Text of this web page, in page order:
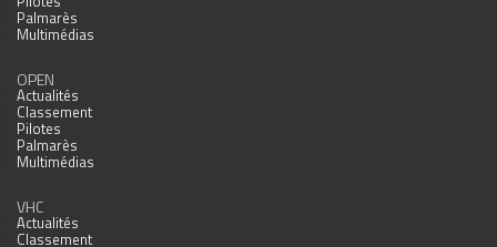
Palmarès
Multimédias
OPEN
Actualités
Classement
Pilotes
Palmarès
Multimédias
VHC
Actualités
Classement